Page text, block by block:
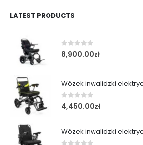
LATEST PRODUCTS
0out of 5
8,900.00zł
Wózek inwalidzki
0out of 5
4,450.00zł
Wózek inwalidzki